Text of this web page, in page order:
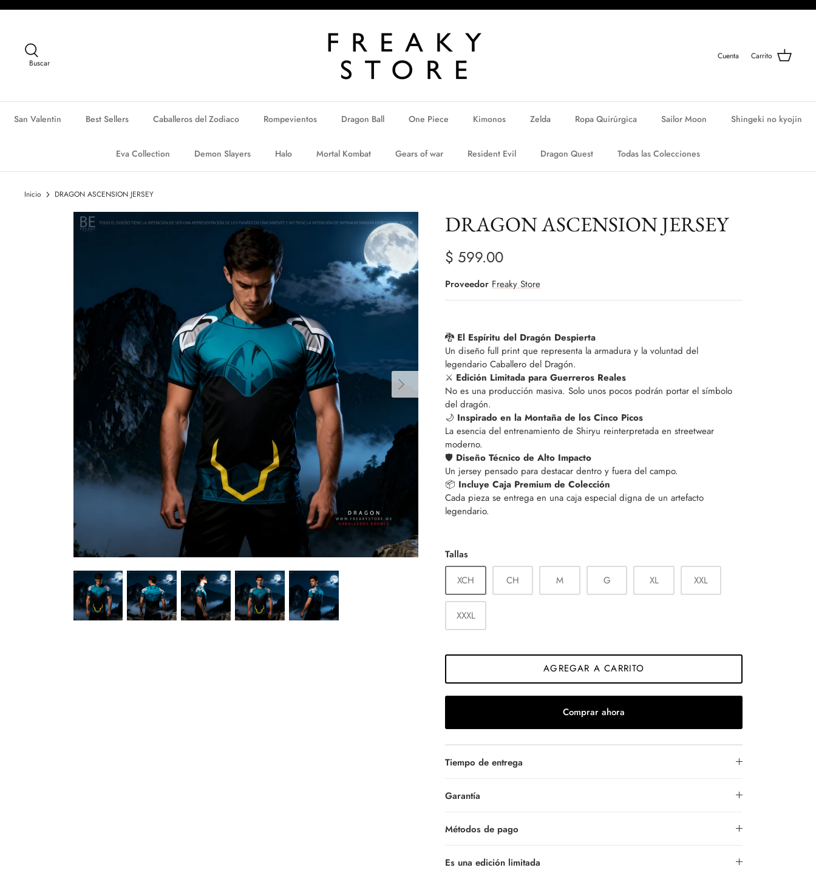
Buscar
Cuenta Carrito
San Valentin Best Sellers Caballeros del Zodiaco Rompevientos Dragon Ball One Piece Kimonos Zelda Ropa Quirúrgica Sailor Moon Shingeki no kyojin
Eva Collection Demon Slayers Halo Mortal Kombat Gears of war Resident Evil Dragon Quest Todas las Colecciones
Inicio DRAGON ASCENSION JERSEY
DRAGON ASCENSION JERSEY
$ 599.00
Proveedor Freaky Store
🐉 El Espíritu del Dragón Despierta
Un diseño full print que representa la armadura y la voluntad del
legendario Caballero del Dragón.
⚔️ Edición Limitada para Guerreros Reales
No es una producción masiva. Solo unos pocos podrán portar el símbolo
del dragón.
🌙 Inspirado en la Montaña de los Cinco Picos
La esencia del entrenamiento de Shiryu reinterpretada en streetwear
moderno.
🛡️ Diseño Técnico de Alto Impacto
Un jersey pensado para destacar dentro y fuera del campo.
📦 Incluye Caja Premium de Colección
Cada pieza se entrega en una caja especial digna de un artefacto
legendario.
Tallas
XCH
CH M G XL XXL
XXXL
AGREGAR A CARRITO
Comprar ahora
Tiempo de entrega
Garantía
Métodos de pago
Es una edición limitada